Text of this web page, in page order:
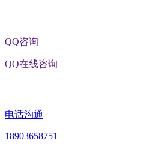
QQ咨询
QQ在线咨询
电话沟通
18903658751